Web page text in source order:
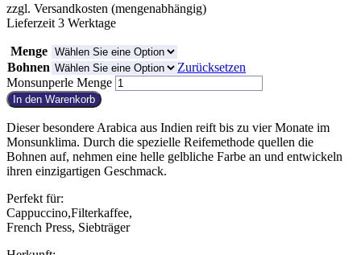
zzgl. Versandkosten (mengenabhängig)
Lieferzeit 3 Werktage
Menge
Bohnen
Zurücksetzen
Monsunperle Menge
In den Warenkorb
Dieser besondere Arabica aus Indien reift bis zu vier Monate im
Monsunklima. Durch die spezielle Reifemethode quellen die
Bohnen auf, nehmen eine helle gelbliche Farbe an und entwickeln
ihren einzigartigen Geschmack.
Perfekt für:
Cappuccino,Filterkaffee,
French Press, Siebträger